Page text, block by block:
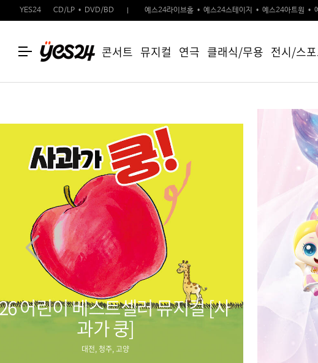
YES24 CD/LP DVD/BD 예스24라이브홀 예스24스테이지 예스24아트원
콘서트 뮤지컬 연극 클래식/무용 전시/스
어린이 베스트셀러 뮤지컬 [사
과가 쿵]
대전, 청주, 고양